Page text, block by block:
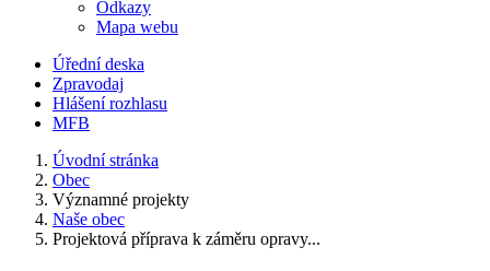
Odkazy
Mapa webu
Úřední deska
Zpravodaj
Hlášení rozhlasu
MFB
Úvodní stránka
Obec
Významné projekty
Naše obec
Projektová příprava k záměru opravy...